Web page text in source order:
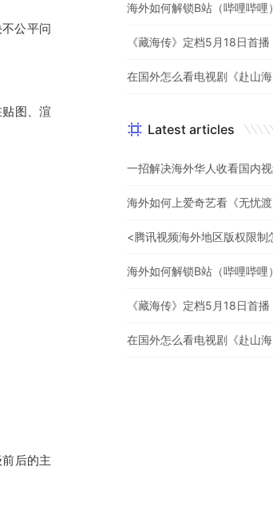
公平问
图、渲
后的主
Latest articles
一招解决海外华人收看国内